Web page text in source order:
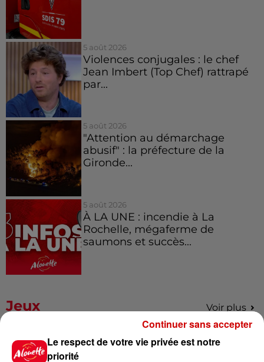
5 août 2026
Violences conjugales : le chef
Jean Imbert (Top Chef) rattrapé
par...
5 août 2026
"Attention au démarchage
abusif" : la préfecture de la
Gironde...
5 août 2026
À LA UNE : incendie à La
Rochelle, mégaferme de
saumons et succès...
Jeux Voir plus
Gagnez vos places pour le
Festival du Roi Arthur 2026 !
Le respect de votre vie privée est notre
priorité
Continuer sans accepter